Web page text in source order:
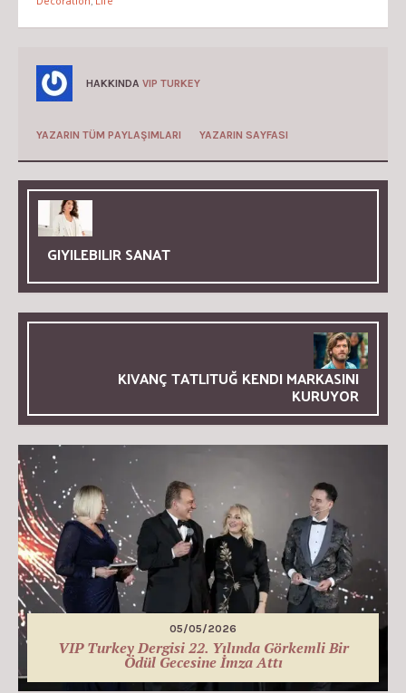
HAKKINDA VIP TURKEY
YAZARIN TÜM PAYLAŞIMLARI YAZARIN SAYFASI
GIYILEBILIR SANAT
KIVANÇ TATLITUĞ KENDI MARKASINI
KURUYOR
05/05/2026
VIP Turkey Dergisi 22. Yılında Görkemli Bir
Ödül Gecesine İmza Attı